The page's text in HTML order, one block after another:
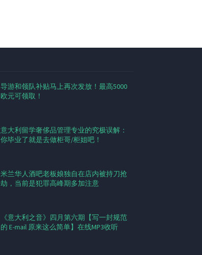
导游和领队补贴马上再次发放！最高5000
欧元可领取！
意大利留学奢侈品管理专业的究极误解：
你毕业了就是去做柜哥/柜姐吧！
米兰华人酒吧老板娘独自在店内被持刀抢
劫，当前是犯罪高峰期多加注意
《意大利之音》四月第六期【写一封规范
的 E-mail 原来这么简单】在线MP3收听